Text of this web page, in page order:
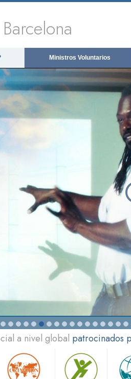
Barcelona
Ministros Voluntarios
a nivel global patrocinados